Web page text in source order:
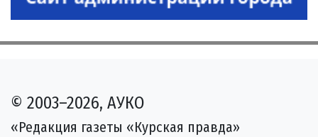
© 2003–2026, АУКО
«Редакция газеты «Курская правда»